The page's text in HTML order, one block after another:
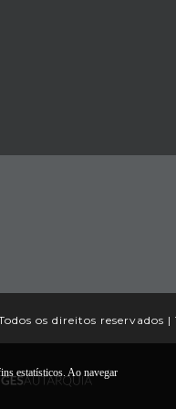
os direitos reservados |
estatísticos. Ao navegar